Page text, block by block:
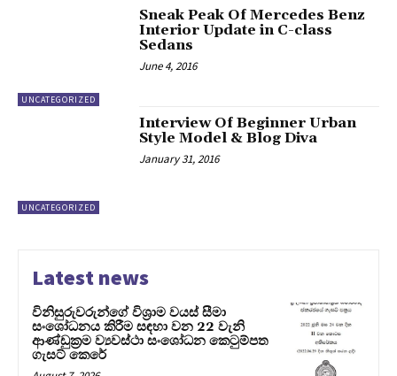
UNCATEGORIZED
Sneak Peak Of Mercedes Benz
Interior Update in C-class
Sedans
June 4, 2016
UNCATEGORIZED
Interview Of Beginner Urban
Style Model & Blog Diva
January 31, 2016
Latest news
විනිසුරුවරුන්ගේ විශ්‍රාම වයස් සීමා
සංශෝධනය කිරීම සඳහා වන 22 වැනි
ආණ්ඩුක්‍රම ව්‍යවස්ථා සංශෝධන කෙටුම්පත
ගැසට් කෙරේ